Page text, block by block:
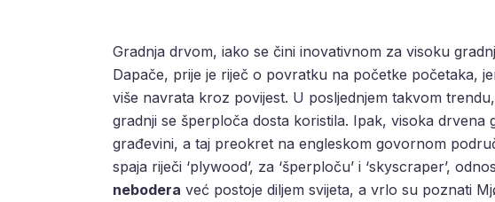
Gradnja drvom, iako se čini inovativnom za visoku
Dapače, prije je riječ o povratku na početke početaka,
više navrata kroz povijest. U posljednjem takvom
gradnji se šperploča dosta koristila. Ipak, visoka drvena
građevini, a taj preokret na engleskom govornom
spaja riječi ‘plywood’, za ‘šperploču’ i ‘skyscraper’,
nebodera već postoje diljem svijeta, a vrlo su poznati